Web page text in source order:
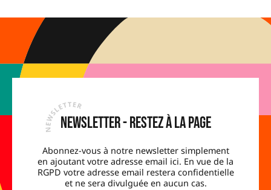
Newsletter - Restez à la page
Abonnez-vous à notre newsletter simplement
en ajoutant votre adresse email ici. En vue de la
RGPD votre adresse email restera confidentielle
et ne sera divulguée en aucun cas.